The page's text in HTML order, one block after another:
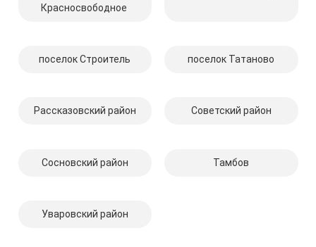
Красносвободное
поселок Строитель поселок Татаново
Рассказовский район Советский район
Сосновский район Тамбов
Уваровский район